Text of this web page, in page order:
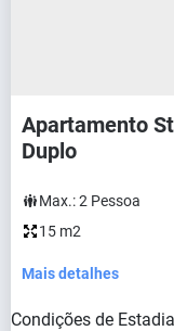
Apartamento
Duplo
Max.:2 Pessoa
15 m2
Mais detalhes
Condições de Estadia